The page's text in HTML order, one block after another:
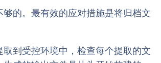
的。最有效的应对措施是将归档文
到受控环境中，检查每个提取的文